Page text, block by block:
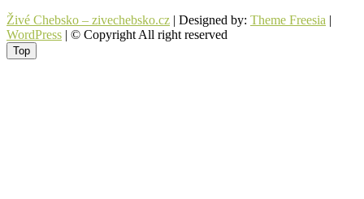
Živé Chebsko – zivechebsko.cz | Designed by: Theme Freesia |
WordPress | © Copyright All right reserved
Top